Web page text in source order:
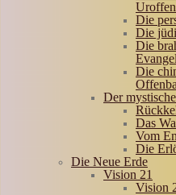
Die
Die
Die
Die
Der
Das
Vom
Die
Die Neue Erde
Vision 21
Vision